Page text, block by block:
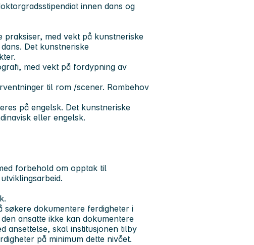
innen dans og
med vekt på kunstneriske
Det kunstneriske
med vekt på fordypning av
til rom /scener. Rombehov
på engelsk. Det kunstneriske
eller engelsk.
forbehold om opptak til
dokumentere ferdigheter i
ansatte ikke kan dokumentere
ansettelse, skal institusjonen tilby
på minimum dette nivået.